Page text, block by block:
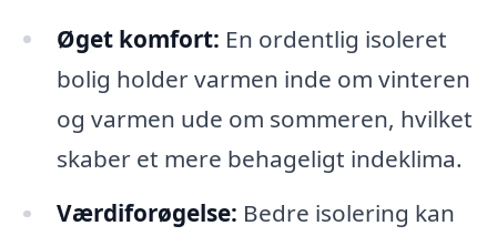
Øget komfort: En ordentlig isoleret
bolig holder varmen inde om vinteren
og varmen ude om sommeren, hvilket
skaber et mere behageligt indeklima.
Værdiforøgelse: Bedre isolering kan